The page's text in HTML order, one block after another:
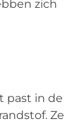
zich
past in de
Ze